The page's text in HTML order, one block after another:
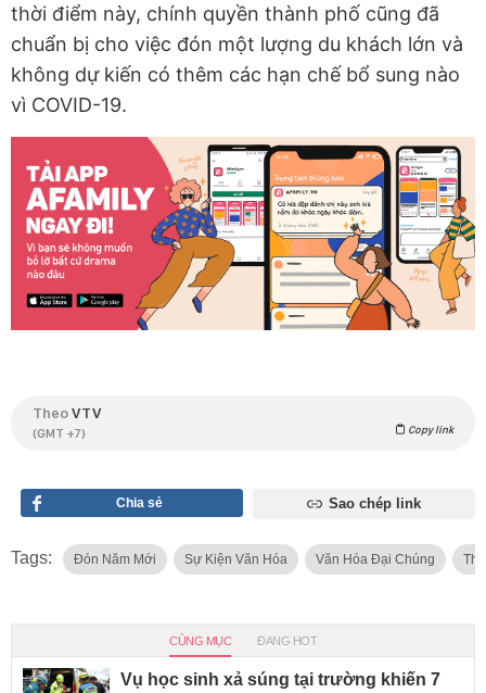
thời điểm này, chính quyền thành phố cũng đã
chuẩn bị cho việc đón một lượng du khách lớn và
không dự kiến có thêm các hạn chế bổ sung nào
vì COVID-19.
TheoVTV
(GMT +7) Copy link
Chia sẻ Sao chép link
Tags: Đón Năm Mới Sự Kiện Văn Hóa Văn Hóa Đại Chúng
CÙNG MỤC ĐANG HOT
Vụ học sinh xả súng tại trường khiến 7